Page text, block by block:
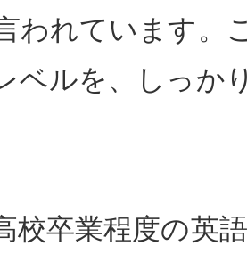
われています。
ベルを、しっか
校卒業程度の英